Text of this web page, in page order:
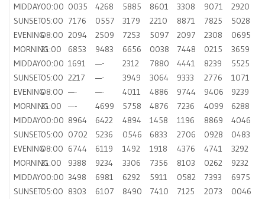
MIDDAY00:00 0035 4268 5885 8601 3308 9071
2920
SUNSET05:00 7176 0557 3179 2210 8871 7825
5028
EVENING08:00 2094 2509 7253 5097 2097 2308
0695
MORNING21:00 6853 9483 6656 0038 7448 0215
3659
MIDDAY00:00 1691 —- 2312 7880 4441 8239
5525
SUNSET05:00 2217 —- 3949 3064 9333 2776
1071
EVENING08:00 —- —- 4011 4886 9744 9406
9239
MORNING21:00 —- 4699 5758 4876 7236 4099
6288
MIDDAY00:00 8964 6422 4894 1458 1196 8869
4046
SUNSET05:00 0702 5236 0546 6833 2706 0928
0483
EVENING08:00 6744 6119 1492 1918 4376 4741
3292
MORNING21:00 9388 9234 3306 7356 8103 0262
9232
MIDDAY00:00 3498 6981 6292 5911 0582 7393
6975
SUNSET05:00 8303 6107 8490 7410 7125 2073
0046